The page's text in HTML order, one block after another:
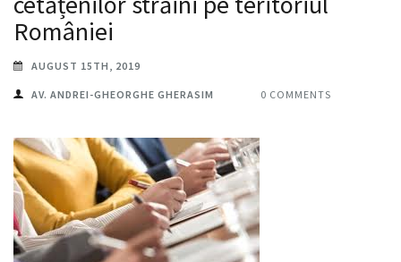
României
AUGUST 15TH, 2019
AV. ANDREI-GHEORGHE GHERASIM 0 COMMENTS